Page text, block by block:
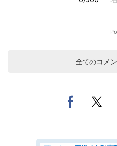
全てのコメ